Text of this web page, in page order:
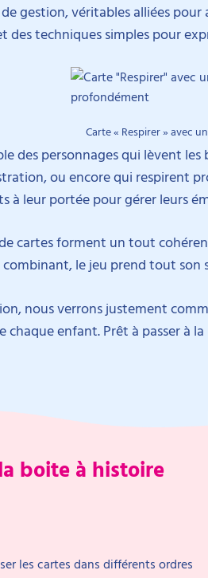
gestion, véritables alliées
des techniques simples pour
Carte « Respirer » avec
des personnages qui lèvent
ou encore qui respirent
à leur portée pour gérer leurs
cartes forment un tout
combinant, le jeu prend tout son
nous verrons justement
chaque enfant. Prêt à passer à
boite à histoire